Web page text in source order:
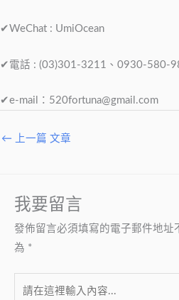
✔WeChat : UmiOcean
✔電話 : (03)301-3211、0930-580-
✔e-mail： 520fortuna@gmail.com
← 上一篇 文章
我要留言
發佈留言必須填寫的電子郵件地址
為 *